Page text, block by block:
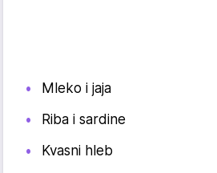
Mleko i jaja
Riba i sardine
Kvasni hleb